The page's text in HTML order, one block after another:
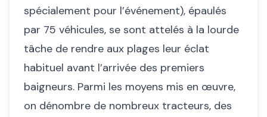
spécialement pour l’événement), épaulés
par 75 véhicules, se sont attelés à la lourde
tâche de rendre aux plages leur éclat
habituel avant l’arrivée des premiers
baigneurs. Parmi les moyens mis en œuvre,
on dénombre de nombreux tracteurs, des